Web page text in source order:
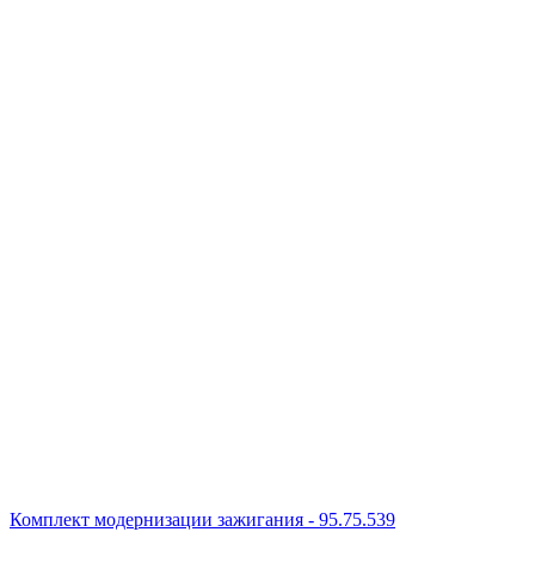
Комплект модернизации зажигания - 95.75.539